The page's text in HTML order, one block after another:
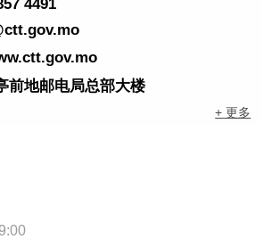
4491
前地邮电局总部大楼
+ 更多